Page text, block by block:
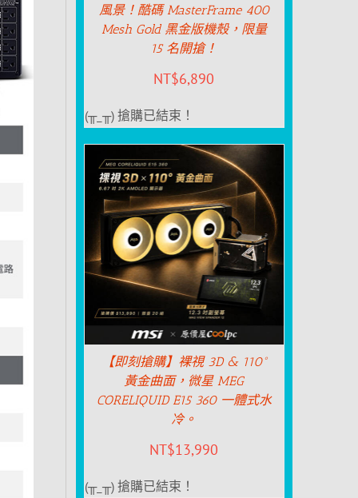
風景！酷碼 MasterFrame 400
Mesh Gold 黑金版機殼，限量
15 名開搶！
NT$6,890
(╥_╥) 搶購已結束！
【即刻搶購】裸視 3D & 110°
黃金曲面，微星 MEG
CORELIQUID E15 360 一體式水
冷。
NT$13,990
(╥_╥) 搶購已結束！